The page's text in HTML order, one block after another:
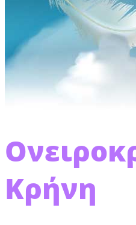
Κρήνη